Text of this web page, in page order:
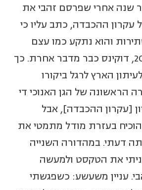
שנה אחרי שפרסם זהבי את
עקרון ההכבדה, כתב עליו כי
והוא נתקע כמו עצם
בגרון". השנה, 2023, דוקינס כבר מדבר אחרת. כך
הארץ לרגל ביקורו
הראשונה של הגן האנוכי די
[עקרון ההכבדה], אבל
בעזרת מודל מתמטי את
דעתי. במהדורה השנייה
את הטקסט ולמעשה
עניין משעשע: כשפגשתי